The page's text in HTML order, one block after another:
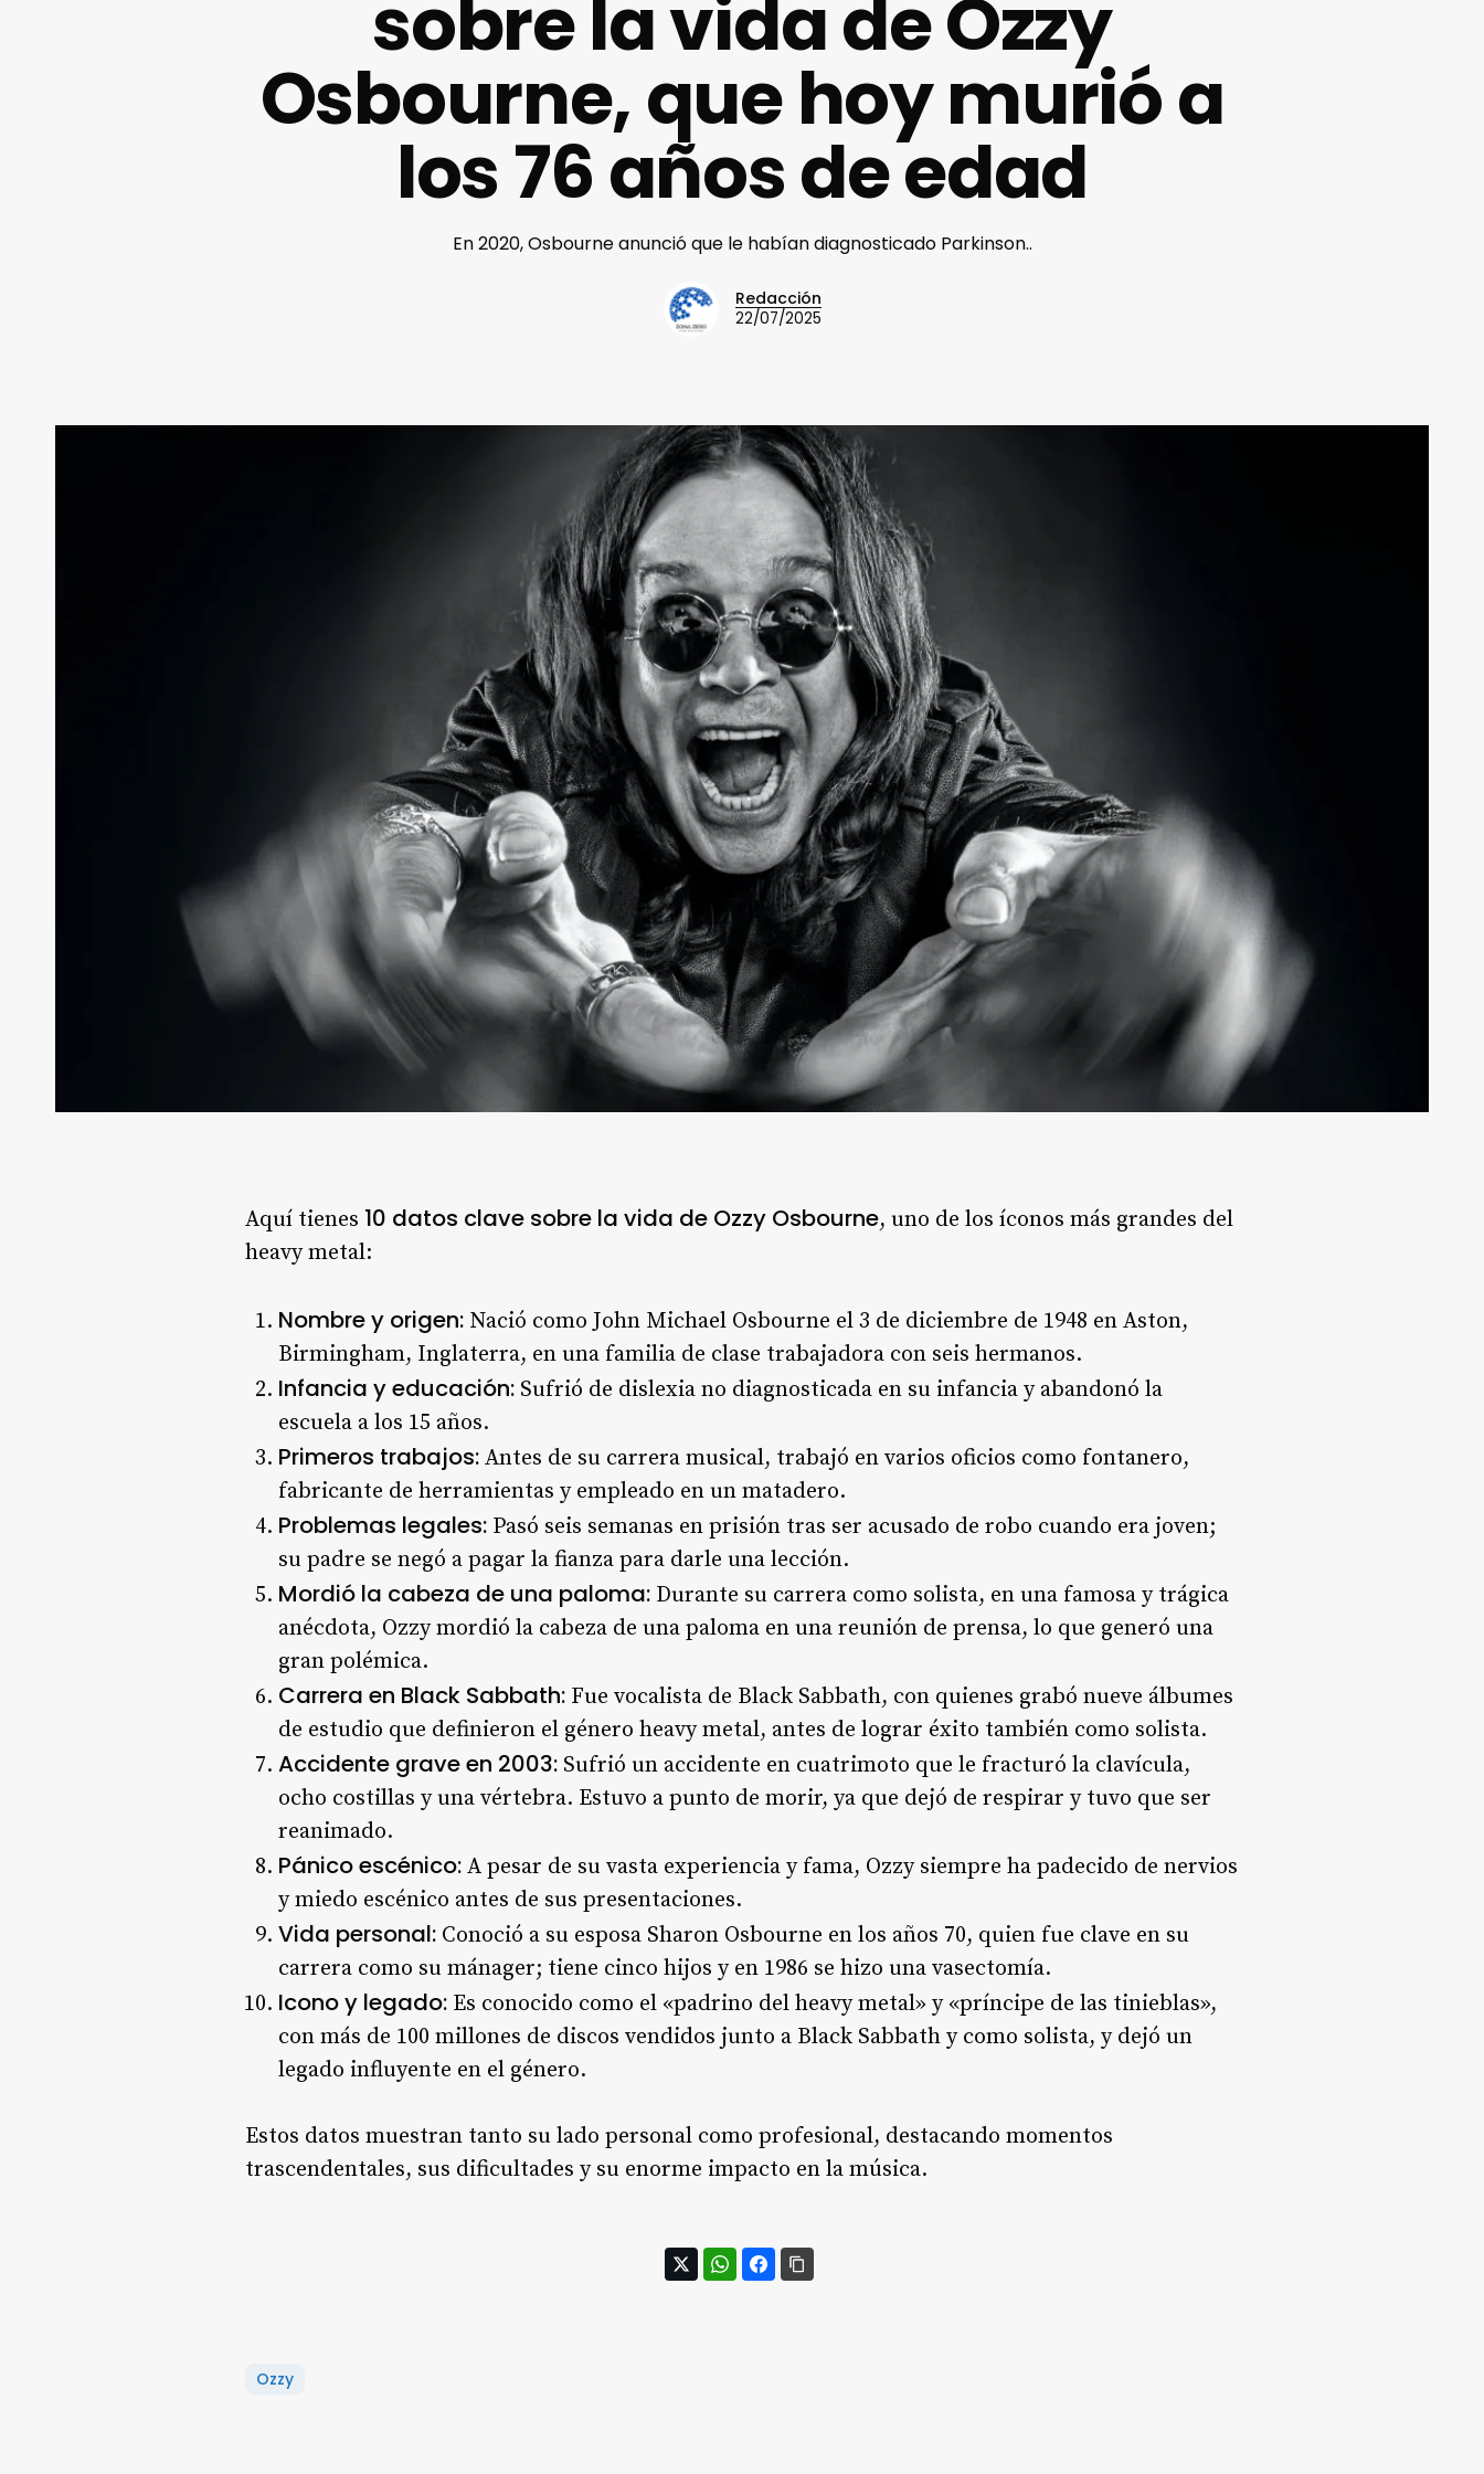
sobre la vida de Ozzy
Osbourne, que hoy murió a
los 76 años de edad
En 2020, Osbourne anunció que le habían diagnosticado Parkinson..
Redacción
22/07/2025
Aquí tienes 10 datos clave sobre la vida de Ozzy Osbourne, uno de los íconos más grandes del
heavy metal:
Nombre y origen: Nació como John Michael Osbourne el 3 de diciembre de 1948 en Aston,
Birmingham, Inglaterra, en una familia de clase trabajadora con seis hermanos.
Infancia y educación: Sufrió de dislexia no diagnosticada en su infancia y abandonó la
escuela a los 15 años.
Primeros trabajos: Antes de su carrera musical, trabajó en varios oficios como fontanero,
fabricante de herramientas y empleado en un matadero.
Problemas legales: Pasó seis semanas en prisión tras ser acusado de robo cuando era joven;
su padre se negó a pagar la fianza para darle una lección.
Mordió la cabeza de una paloma: Durante su carrera como solista, en una famosa y trágica
anécdota, Ozzy mordió la cabeza de una paloma en una reunión de prensa, lo que generó una
gran polémica.
Carrera en Black Sabbath: Fue vocalista de Black Sabbath, con quienes grabó nueve álbumes
de estudio que definieron el género heavy metal, antes de lograr éxito también como solista.
Accidente grave en 2003: Sufrió un accidente en cuatrimoto que le fracturó la clavícula,
ocho costillas y una vértebra. Estuvo a punto de morir, ya que dejó de respirar y tuvo que ser
reanimado.
Pánico escénico: A pesar de su vasta experiencia y fama, Ozzy siempre ha padecido de nervios
y miedo escénico antes de sus presentaciones.
Vida personal: Conoció a su esposa Sharon Osbourne en los años 70, quien fue clave en su
carrera como su mánager; tiene cinco hijos y en 1986 se hizo una vasectomía.
Icono y legado: Es conocido como el «padrino del heavy metal» y «príncipe de las tinieblas»,
con más de 100 millones de discos vendidos junto a Black Sabbath y como solista, y dejó un
legado influyente en el género.
Estos datos muestran tanto su lado personal como profesional, destacando momentos
trascendentales, sus dificultades y su enorme impacto en la música.
Ozzy